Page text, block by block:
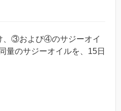
、③および④のサジーオイ
量のサジーオイルを、15日